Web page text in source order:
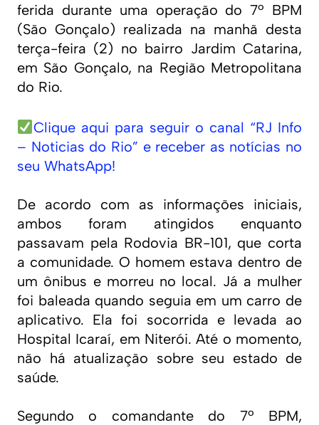
ferida durante uma operação do 7º BPM
(São Gonçalo) realizada na manhã desta
terça-feira (2) no bairro Jardim Catarina,
em São Gonçalo, na Região Metropolitana
do Rio.
Clique aqui para seguir o canal “RJ Info
– Noticias do Rio” e receber as notícias no
seu WhatsApp!
De acordo com as informações iniciais,
ambos foram atingidos enquanto
passavam pela Rodovia BR-101, que corta
a comunidade. O homem estava dentro de
um ônibus e morreu no local. Já a mulher
foi baleada quando seguia em um carro de
aplicativo. Ela foi socorrida e levada ao
Hospital Icaraí, em Niterói. Até o momento,
não há atualização sobre seu estado de
saúde.
Segundo o comandante do 7º BPM,